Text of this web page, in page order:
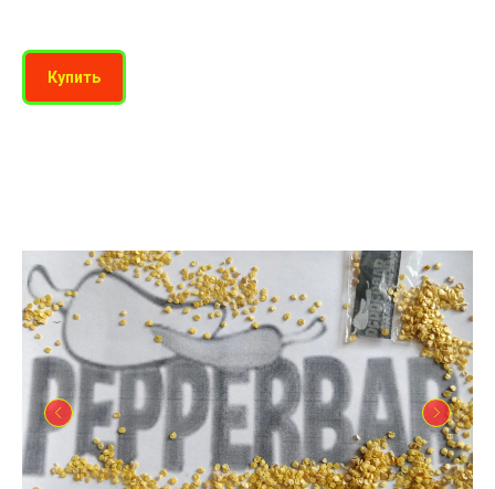
Купить